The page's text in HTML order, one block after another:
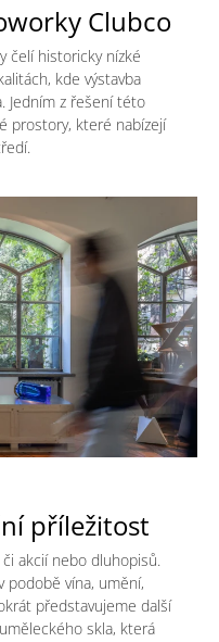
Clubco
čelí historicky nízké
kde výstavba
Jedním z řešení této
prostory, které nabízejí
příležitost
akcií nebo dluhopisů.
podobě vína, umění,
představujeme další
skla, která